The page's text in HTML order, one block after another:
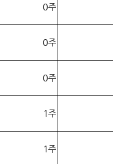
0주
0주
0주
1주
1주